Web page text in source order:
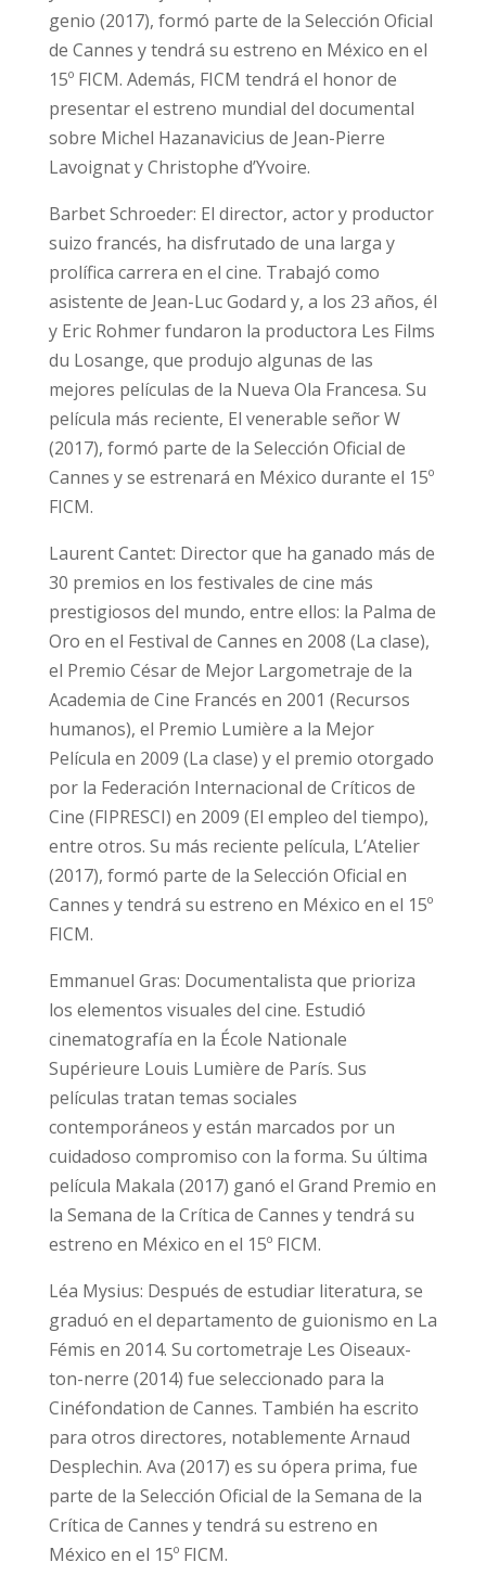
genio (2017), formó parte de la Selección Oficial
de Cannes y tendrá su estreno en México en el
15º FICM. Además, FICM tendrá el honor de
presentar el estreno mundial del documental
sobre Michel Hazanavicius de Jean-Pierre
Lavoignat y Christophe d’Yvoire.
Barbet Schroeder: El director, actor y productor
suizo francés, ha disfrutado de una larga y
prolífica carrera en el cine. Trabajó como
asistente de Jean-Luc Godard y, a los 23 años, él
y Eric Rohmer fundaron la productora Les Films
du Losange, que produjo algunas de las
mejores películas de la Nueva Ola Francesa. Su
película más reciente, El venerable señor W
(2017), formó parte de la Selección Oficial de
Cannes y se estrenará en México durante el 15º
FICM.
Laurent Cantet: Director que ha ganado más de
30 premios en los festivales de cine más
prestigiosos del mundo, entre ellos: la Palma de
Oro en el Festival de Cannes en 2008 (La clase),
el Premio César de Mejor Largometraje de la
Academia de Cine Francés en 2001 (Recursos
humanos), el Premio Lumière a la Mejor
Película en 2009 (La clase) y el premio otorgado
por la Federación Internacional de Críticos de
Cine (FIPRESCI) en 2009 (El empleo del tiempo),
entre otros. Su más reciente película, L’Atelier
(2017), formó parte de la Selección Oficial en
Cannes y tendrá su estreno en México en el 15º
FICM.
Emmanuel Gras: Documentalista que prioriza
los elementos visuales del cine. Estudió
cinematografía en la École Nationale
Supérieure Louis Lumière de París. Sus
películas tratan temas sociales
contemporáneos y están marcados por un
cuidadoso compromiso con la forma. Su última
película Makala (2017) ganó el Grand Premio en
la Semana de la Crítica de Cannes y tendrá su
estreno en México en el 15º FICM.
Léa Mysius: Después de estudiar literatura, se
graduó en el departamento de guionismo en La
Fémis en 2014. Su cortometraje Les Oiseaux-
ton-nerre (2014) fue seleccionado para la
Cinéfondation de Cannes. También ha escrito
para otros directores, notablemente Arnaud
Desplechin. Ava (2017) es su ópera prima, fue
parte de la Selección Oficial de la Semana de la
Crítica de Cannes y tendrá su estreno en
México en el 15º FICM.